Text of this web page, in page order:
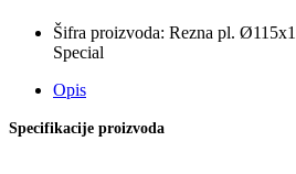
Šifra proizvoda: Rezna pl.
Special
Opis
Specifikacije proizvoda